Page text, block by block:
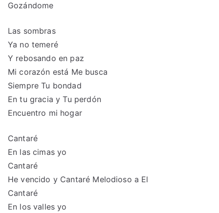
Gozándome
Las sombras
Ya no temeré
Y rebosando en paz
Mi corazón está Me busca
Siempre Tu bondad
En tu gracia y Tu perdón
Encuentro mi hogar
Cantaré
En las cimas yo
Cantaré
He vencido y Cantaré Melodioso a El
Cantaré
En los valles yo